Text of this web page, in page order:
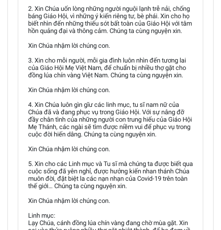
2. Xin Chúa uốn lòng những người nguội lạnh trễ nải, chống
báng Giáo Hội, vì những ý kiến riêng tư, bè phái. Xin cho họ
biết nhìn đến những thiếu sót bất toàn của Giáo Hội với tâm
hồn quảng đại và thông cảm. Chúng ta cùng nguyện xin.
Xin Chúa nhậm lời chúng con.
3. Xin cho mỗi người, mỗi gia đình luôn nhìn đến tương lai
của Giáo Hội Mẹ Việt Nam, để chuẩn bị nhiều thợ gặt cho
đồng lúa chín vàng Việt Nam. Chúng ta cùng nguyện xin.
Xin Chúa nhậm lời chúng con.
4. Xin Chúa luôn gìn gĩư các linh mục, tu sĩ nam nữ của
Chúa đã và đang phục vụ trong Giáo Hội. Với sự nâng đỡ
đầy chân tình của những người con trung hiếu của Giáo Hội
Mẹ Thánh, các ngài sẽ tìm được niềm vui để phục vụ trong
cuộc đời hiến dâng. Chúng ta cùng nguyện xin.
Xin Chúa nhậm lời chúng con.
5. Xin cho các Linh mục và Tu sĩ mà chúng ta được biết qua
cuộc sống đã yên nghỉ, được hưởng kiến nhan thánh Chúa
muôn đời, đặt biệt la các nạn nhạn của Covid-19 trên toàn
thế giới… Chúng ta cùng nguyện xin.
Xin Chúa nhậm lời chúng con.
Linh mục:
Lạy Chúa, cánh đồng lúa chín vàng đang chờ mùa gặt. Xin